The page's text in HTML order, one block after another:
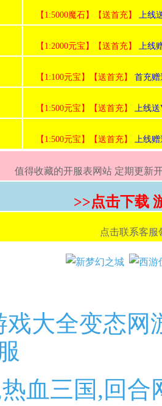
【1:5000魔石】【送首充】 上线
【1:2000元宝】【送首充】 上线
【1:100元宝】【送首充】 首充
【1:500元宝】【送首充】 上线送
【1:500元宝】【送首充】 上线赠
值得收藏的开服表网站 定期更新
>>点击下载
点击联系客服
戏大全变态网
血三国,回